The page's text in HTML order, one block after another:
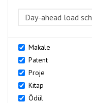
Makale
Patent
Proje
Kitap
Ödül